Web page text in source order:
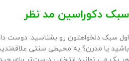
سبک دکوراسین مد نظر
اول سبک دلخواهتون رو بشناسید. دوست
باشید یا مدرن؟ به محیطی سنتی